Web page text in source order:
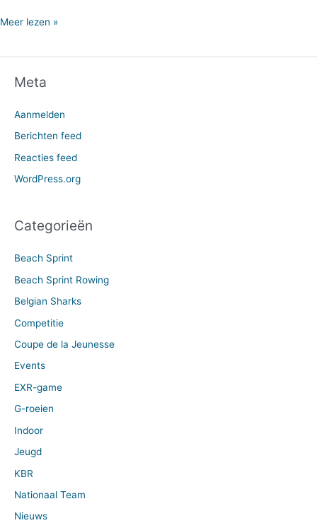
Meer lezen »
Meta
Aanmelden
Berichten feed
Reacties feed
WordPress.org
Categorieën
Beach Sprint
Beach Sprint Rowing
Belgian Sharks
Competitie
Coupe de la Jeunesse
Events
EXR-game
G-roeien
Indoor
Jeugd
KBR
Nationaal Team
Nieuws